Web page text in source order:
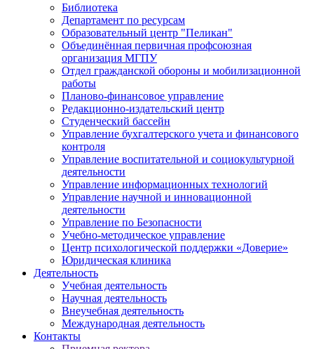
Библиотека
Департамент по ресурсам
Образовательный центр "Пеликан"
Объединённая первичная профсоюзная
организация МГПУ
Отдел гражданской обороны и мобилизационной
работы
Планово-финансовое управление
Редакционно-издательский центр
Студенческий бассейн
Управление бухгалтерского учета и финансового
контроля
Управление воспитательной и социокультурной
деятельности
Управление информационных технологий
Управление научной и инновационной
деятельности
Управление по Безопасности
Учебно-методическое управление
Центр психологической поддержки «Доверие»
Юридическая клиника
Деятельность
Учебная деятельность
Научная деятельность
Внеучебная деятельность
Международная деятельность
Контакты